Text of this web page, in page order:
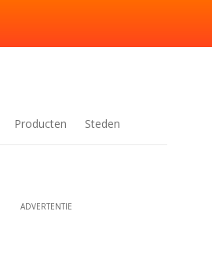
Producten Steden
ADVERTENTIE